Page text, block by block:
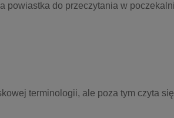
powiastka do przeczytania w poczekalni
terminologii, ale poza tym czyta